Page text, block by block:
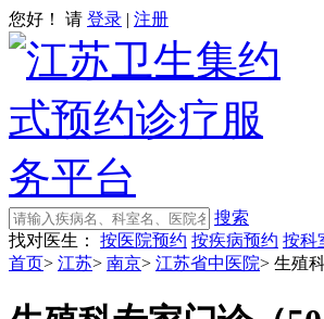
您好！ 请 登录 | 注册
搜索
找对医生：
按医院预约 按疾病预约 按科
首页> 江苏> 南京> 江苏省中医院> 生殖